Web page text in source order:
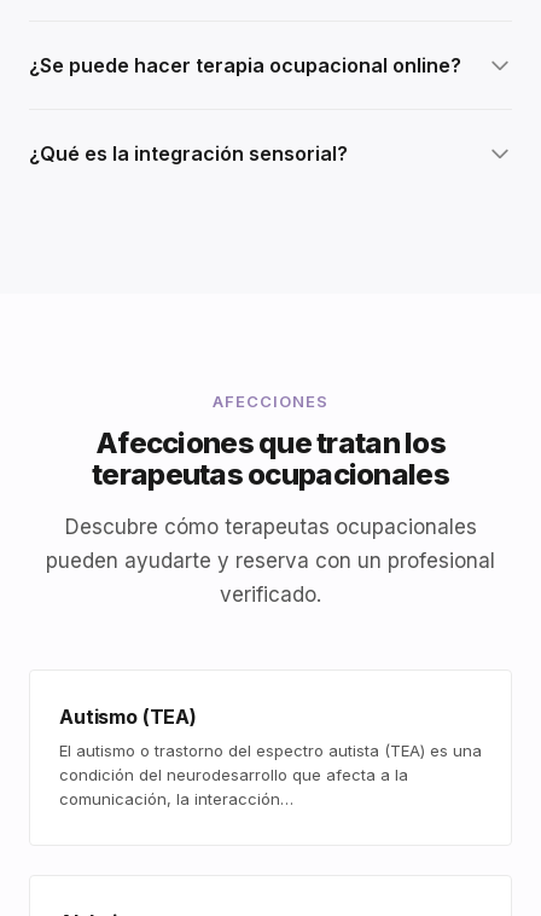
¿Se puede hacer terapia ocupacional online?
¿Qué es la integración sensorial?
AFECCIONES
Afecciones que tratan los
terapeutas ocupacionales
Descubre cómo terapeutas ocupacionales
pueden ayudarte y reserva con un profesional
verificado.
Autismo (TEA)
El autismo o trastorno del espectro autista (TEA) es una
condición del neurodesarrollo que afecta a la
comunicación, la interacción…